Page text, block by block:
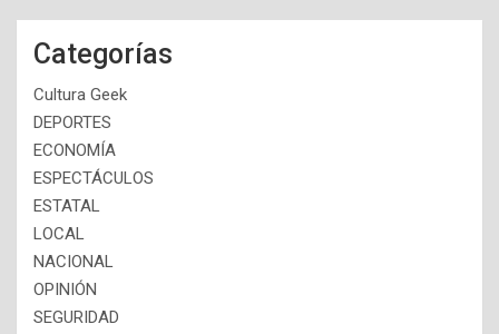
Categorías
Cultura Geek
DEPORTES
ECONOMÍA
ESPECTÁCULOS
ESTATAL
LOCAL
NACIONAL
OPINIÓN
SEGURIDAD